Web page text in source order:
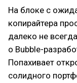
На блоке с
копирайтера
далеко не
о Bubble-
Попахивает
солидного